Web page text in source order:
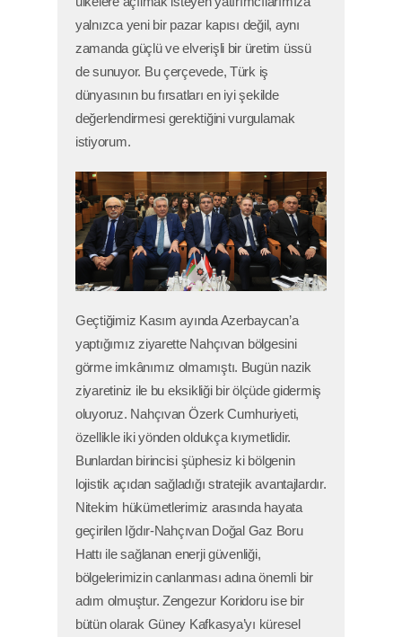
yalnızca yeni bir pazar kapısı değil, aynı
zamanda güçlü ve elverişli bir üretim üssü
de sunuyor. Bu çerçevede, Türk iş
dünyasının bu fırsatları en iyi şekilde
değerlendirmesi gerektiğini vurgulamak
istiyorum.
Geçtiğimiz Kasım ayında Azerbaycan’a
yaptığımız ziyarette Nahçıvan bölgesini
görme imkânımız olmamıştı. Bugün nazik
ziyaretiniz ile bu eksikliği bir ölçüde gidermiş
oluyoruz. Nahçıvan Özerk Cumhuriyeti,
özellikle iki yönden oldukça kıymetlidir.
Bunlardan birincisi şüphesiz ki bölgenin
lojistik açıdan sağladığı stratejik avantajlardır.
Nitekim hükümetlerimiz arasında hayata
geçirilen Iğdır-Nahçıvan Doğal Gaz Boru
Hattı ile sağlanan enerji güvenliği,
bölgelerimizin canlanması adına önemli bir
adım olmuştur. Zengezur Koridoru ise bir
bütün olarak Güney Kafkasya’yı küresel